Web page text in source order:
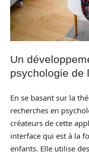
Un
psychologie de
En se basant sur la
recherches en
créateurs de cette
interface qui est à la
enfants. Elle utilise